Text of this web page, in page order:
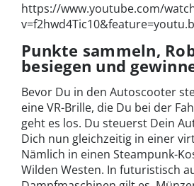
https://www.youtube.com/
Punkte sammeln,
besiegen und
Bevor Du in den Autoscooter
eine VR-Brille, die Du bei der
geht es los. Du steuerst Dein
Dich nun gleichzeitig in einer
Nämlich in einen Steampunk-
Wilden Westen. In futuristisch